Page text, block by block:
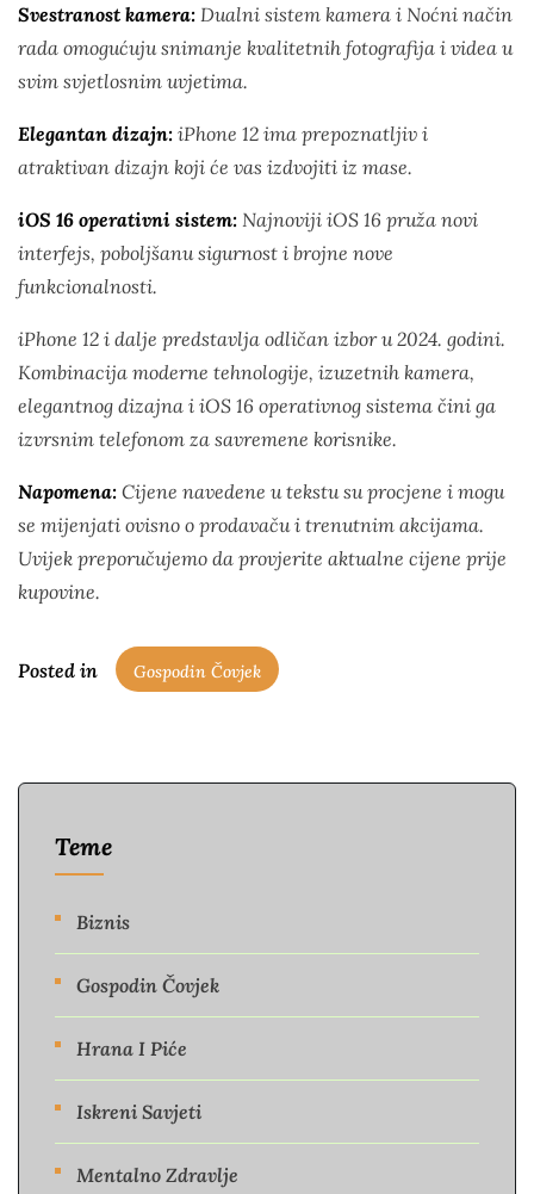
Svestranost kamera: Dualni sistem kamera i Noćni način
rada omogućuju snimanje kvalitetnih fotografija i videa u
svim svjetlosnim uvjetima.
Elegantan dizajn: iPhone 12 ima prepoznatljiv i
atraktivan dizajn koji će vas izdvojiti iz mase.
iOS 16 operativni sistem: Najnoviji iOS 16 pruža novi
interfejs, poboljšanu sigurnost i brojne nove
funkcionalnosti.
iPhone 12 i dalje predstavlja odličan izbor u 2024. godini.
Kombinacija moderne tehnologije, izuzetnih kamera,
elegantnog dizajna i iOS 16 operativnog sistema čini ga
izvrsnim telefonom za savremene korisnike.
Napomena: Cijene navedene u tekstu su procjene i mogu
se mijenjati ovisno o prodavaču i trenutnim akcijama.
Uvijek preporučujemo da provjerite aktualne cijene prije
kupovine.
Posted in Gospodin Čovjek
Teme
Biznis
Gospodin Čovjek
Hrana I Piće
Iskreni Savjeti
Mentalno Zdravlje